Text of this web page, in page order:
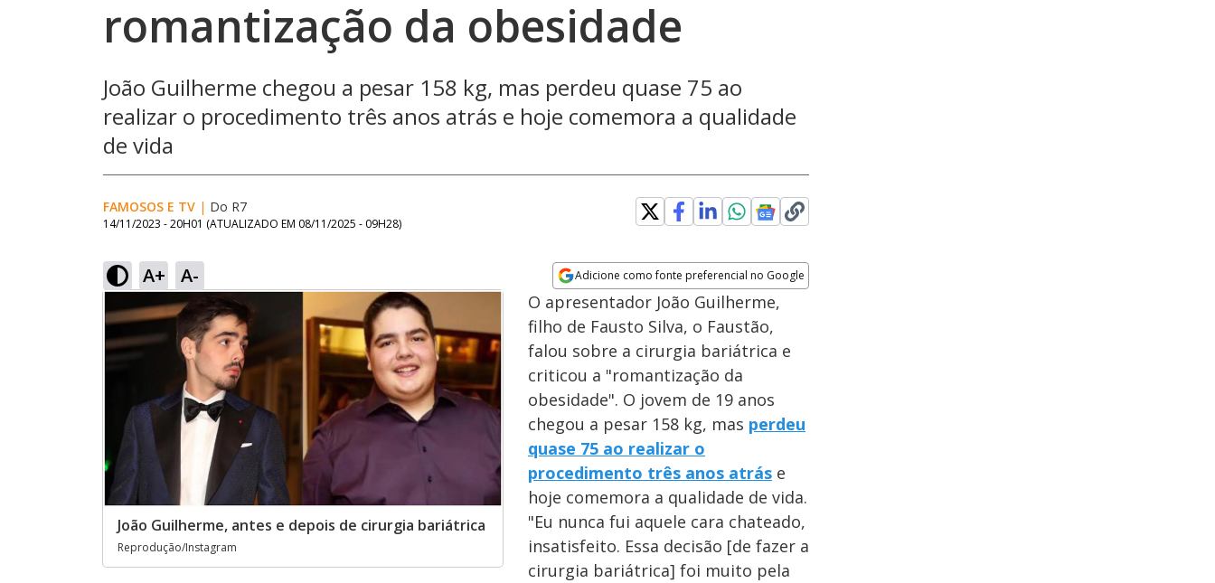
romantização da obesidade
João Guilherme chegou a pesar 158 kg, mas perdeu quase 75 ao
realizar o procedimento três anos atrás e hoje comemora a qualidade
de vida
FAMOSOS E TV | Do R7
14/11/2023 - 20H01 (ATUALIZADO EM 08/11/2025 - 09H28)
A+ A- Adicione como fonte preferencial no Google
Opens in new window
João Guilherme, antes e depois de cirurgia bariátrica
Reprodução/Instagram
O apresentador João Guilherme,
filho de Fausto Silva, o Faustão,
falou sobre a cirurgia bariátrica e
criticou a "romantização da
obesidade". O jovem de 19 anos
chegou a pesar 158 kg, mas perdeu
quase 75 ao realizar o
procedimento três anos atrás e
hoje comemora a qualidade de vida.
"Eu nunca fui aquele cara chateado,
insatisfeito. Essa decisão [de fazer a
cirurgia bariátrica] foi muito pela